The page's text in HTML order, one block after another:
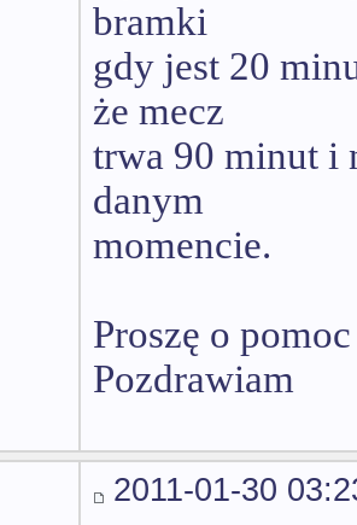
bramki
gdy jest 20
że mecz
trwa 90 minut i
danym
momencie.
Proszę o pomoc
Pozdrawiam
2011-01-30